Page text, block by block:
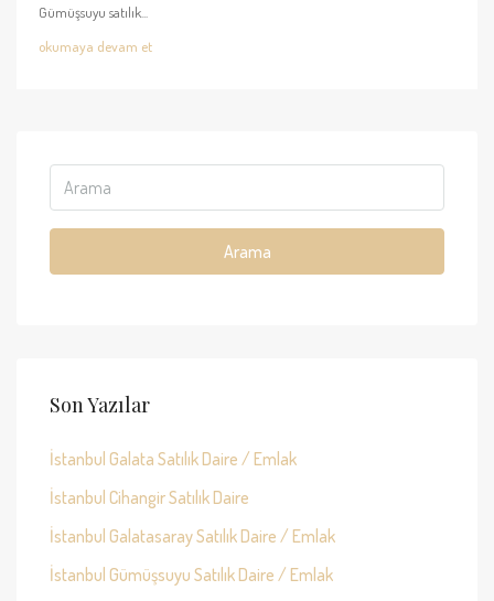
Gümüşsuyu satılık...
okumaya devam et
Arama
Son Yazılar
İstanbul Galata Satılık Daire / Emlak
İstanbul Cihangir Satılık Daire
İstanbul Galatasaray Satılık Daire / Emlak
İstanbul Gümüşsuyu Satılık Daire / Emlak